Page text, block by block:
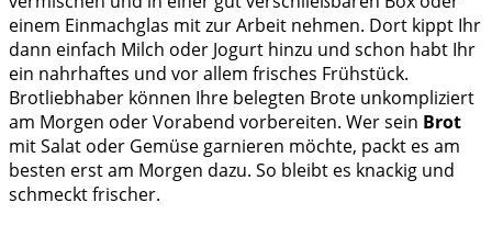
einem Einmachglas mit zur Arbeit nehmen. Dort kippt Ihr
dann einfach Milch oder Jogurt hinzu und schon habt Ihr
ein nahrhaftes und vor allem frisches Frühstück.
Brotliebhaber können Ihre belegten Brote unkompliziert
am Morgen oder Vorabend vorbereiten. Wer sein Brot
mit Salat oder Gemüse garnieren möchte, packt es am
besten erst am Morgen dazu. So bleibt es knackig und
schmeckt frischer.